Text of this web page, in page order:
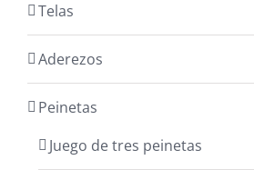
Telas
Aderezos
Peinetas
Juego de tres peinetas